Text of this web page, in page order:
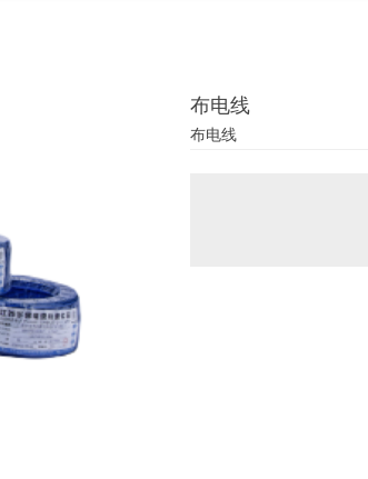
布电线
布电线